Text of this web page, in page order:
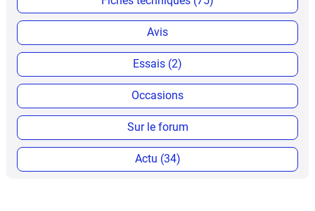
Avis
Essais (2)
Occasions
Sur le forum
Actu (34)